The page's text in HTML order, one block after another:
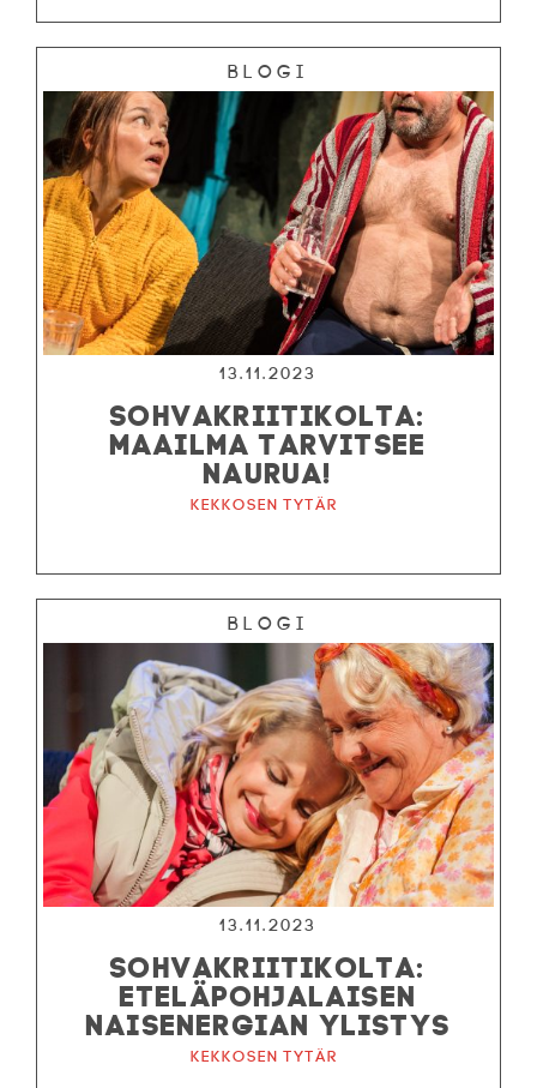
Blogi
13.11.2023
SOHVAKRIITIKOLTA:
MAAILMA TARVITSEE
NAURUA!
Kekkosen tytär
Blogi
13.11.2023
SOHVAKRIITIKOLTA:
ETELÄPOHJALAISEN
NAISENERGIAN YLISTYS
Kekkosen tytär